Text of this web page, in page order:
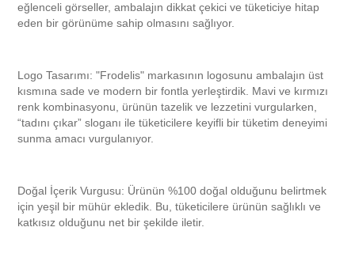
eğlenceli görseller, ambalajın dikkat çekici ve tüketiciye hitap
eden bir görünüme sahip olmasını sağlıyor.
Logo Tasarımı: "Frodelis" markasının logosunu ambalajın üst
kısmına sade ve modern bir fontla yerleştirdik. Mavi ve kırmızı
renk kombinasyonu, ürünün tazelik ve lezzetini vurgularken,
“tadını çıkar” sloganı ile tüketicilere keyifli bir tüketim deneyimi
sunma amacı vurgulanıyor.
Doğal İçerik Vurgusu: Ürünün %100 doğal olduğunu belirtmek
için yeşil bir mühür ekledik. Bu, tüketicilere ürünün sağlıklı ve
katkısız olduğunu net bir şekilde iletir.